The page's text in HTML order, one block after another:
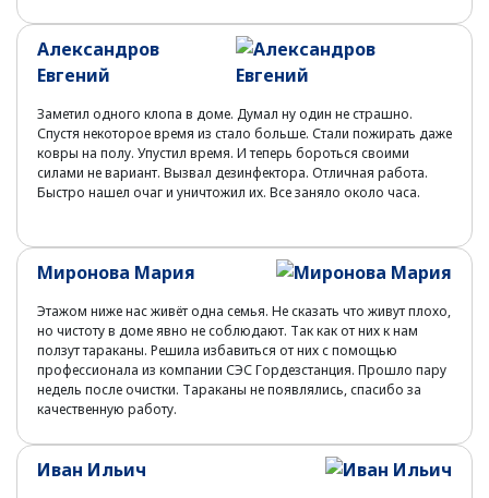
Александров
Евгений
Заметил одного клопа в доме. Думал ну один не страшно.
Спустя некоторое время из стало больше. Стали пожирать даже
ковры на полу. Упустил время. И теперь бороться своими
силами не вариант. Вызвал дезинфектора. Отличная работа.
Быстро нашел очаг и уничтожил их. Все заняло около часа.
Миронова Мария
Этажом ниже нас живёт одна семья. Не сказать что живут плохо,
но чистоту в доме явно не соблюдают. Так как от них к нам
ползут тараканы. Решила избавиться от них с помощью
профессионала из компании СЭС Гордезстанция. Прошло пару
недель после очистки. Тараканы не появлялись, спасибо за
качественную работу.
Иван Ильич